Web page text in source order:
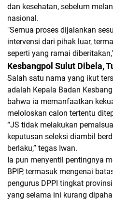
dan kesehatan, sebelum
nasional.
"Semua proses dijalankan
intervensi dari pihak luar,
seperti yang ramai
Kesbangpol Sulut Dibela,
Salah satu nama yang ikut
adalah Kepala Badan
bahwa ia memanfaatkan
meloloskan calon tertentu
“JS tidak melakukan
keputusan seleksi diambil
berlaku,” tegas Iwan.
Ia pun menyentil pentingnya
BPIP, termasuk mengenai
pengurus DPPI tingkat
yang selama ini kurang